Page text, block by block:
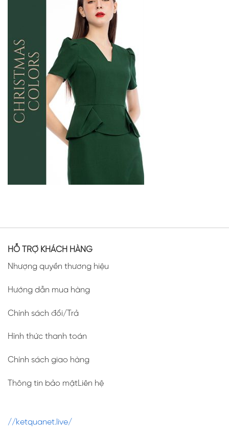
HỖ TRỢ KHÁCH HÀNG
Nhượng quyền thương hiệu
Hướng dẫn mua hàng
Chính sách đổi/Trả
Hình thức thanh toán
Chính sách giao hàng
Thông tin bảo mậtLiên hệ
//ketquanet.live/